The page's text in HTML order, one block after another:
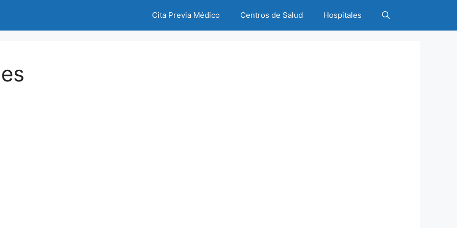
Cita Previa Médico Centros de Salud Hospitales